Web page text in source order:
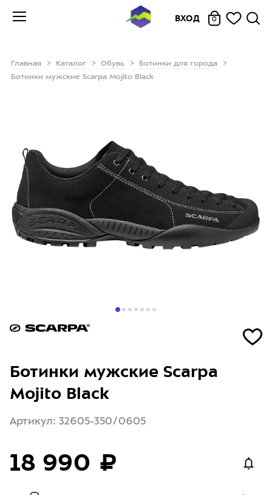
ВХОД 0
Главная Каталог Обувь
Ботинки для города
Ботинки мужские Scarpa Mojito Black
Ботинки мужские Scarpa
Mojito Black
Артикул: 32605-350/0605
18 990 ₽